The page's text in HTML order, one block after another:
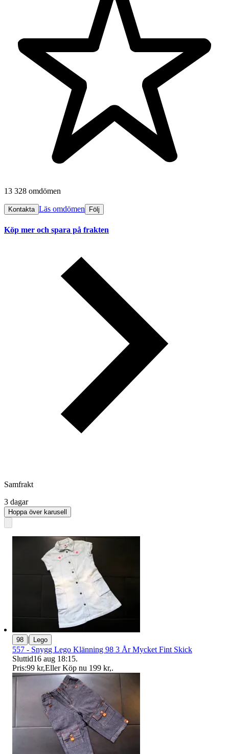
13 328 omdömen
Kontakta Läs omdömen Följ
Köp mer och spara på frakten
Samfrakt
3 dagar
Hoppa över karusell
98 | Lego
557 - Snygg Lego Klänning 98 3 År Mycket Fint Skick
Sluttid16 aug 18:15.
Pris:99 kr,Eller Köp nu 199 kr,.